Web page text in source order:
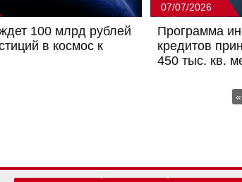
100 млрд рублей
в космос к
07/07/2026
Программа
кредитов
450 тыс. кв.
«